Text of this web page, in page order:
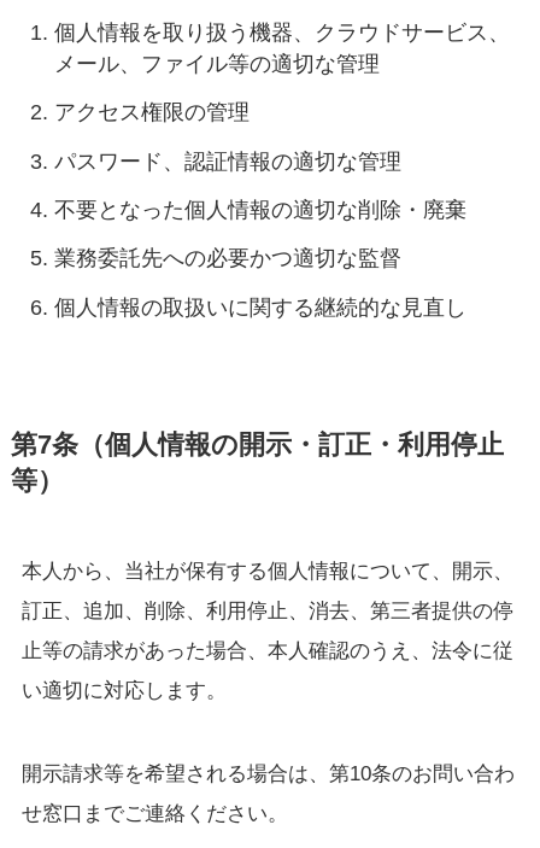
個人情報を取り扱う機器、クラウドサービス、
メール、ファイル等の適切な管理
アクセス権限の管理
パスワード、認証情報の適切な管理
不要となった個人情報の適切な削除・廃棄
業務委託先への必要かつ適切な監督
個人情報の取扱いに関する継続的な見直し
第7条（個人情報の開示・訂正・利用停止
等）
本人から、当社が保有する個人情報について、開示、
訂正、追加、削除、利用停止、消去、第三者提供の停
止等の請求があった場合、本人確認のうえ、法令に従
い適切に対応します。
開示請求等を希望される場合は、第10条のお問い合わ
せ窓口までご連絡ください。